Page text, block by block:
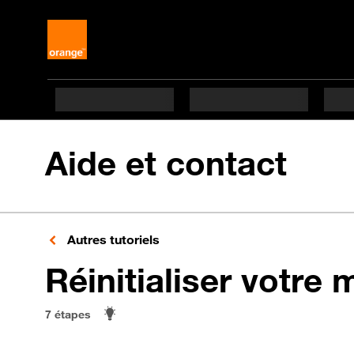
Aide et contact
Autres tutoriels
Réinitialiser votre
7 étapes